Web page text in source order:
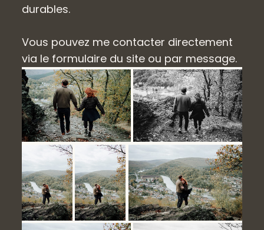
durables.
Vous pouvez me contacter directement
via le formulaire du site ou par message.